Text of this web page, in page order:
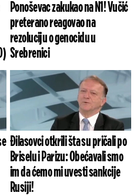
Ponoševac zakukao na N1! Vučić
preterano reagovao na
rezoluciju o genocidu u
Srebrenici
Đilasovci otkrili šta su pričali po
Briselu i Parizu: Obećavali smo
im da ćemo mi uvesti sankcije
Rusiji!